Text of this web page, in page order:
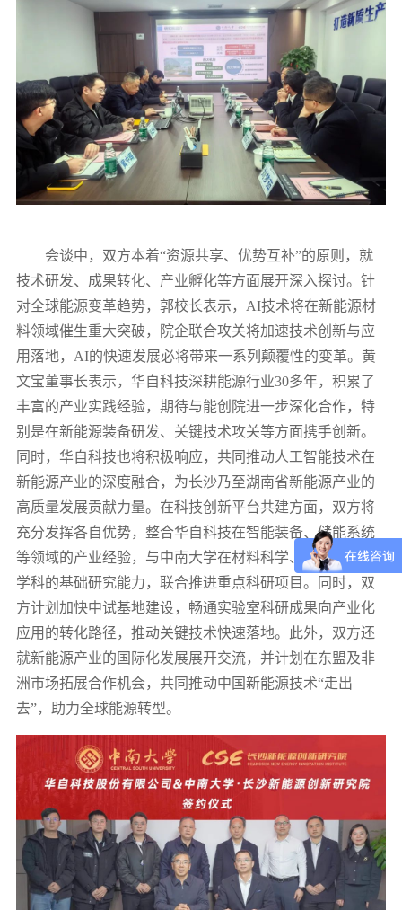
会谈中，双方本着“资源共享、优势互补”的原则，就
技术研发、成果转化、产业孵化等方面展开深入探讨。针
对全球能源变革趋势， 郭校长表示， AI技术将在新能源材
料领域催生重大突破，院企联合攻关将加速技术创新与应
用落地，AI的快速发展必将带来一系列颠覆性的变革。黄
文宝董事长表示，华自科技深耕能源行业30多年，积累了
丰富的产业实践经验，期待与能创院进一步深化合作，特
别是在新能源装备研发、关键技术攻关等方面携手创新。
同时，华自科技也将积极响应，共同推动人工智能技术在
新能源产业的深度融合，为长沙乃至湖南省新能源产业的
高质量发展贡献力量。在科技创新平台共建方面，双方将
充分发挥各自优势，整合华自科技在智能装备、储能系统
等领域的产业经验，与中南大学在材料科学、能源技术等
学科的基础研究能力，联合推进重点科研项目。同时，双
方计划加快中试基地建设，畅通实验室科研成果向产业化
应用的转化路径，推动关键技术快速落地。此外，双方还
就新能源产业的国际化发展展开交流，并计划在东盟及非
洲市场拓展合作机会，共同推动中国新能源技术“走出
去”，助力全球能源转型。